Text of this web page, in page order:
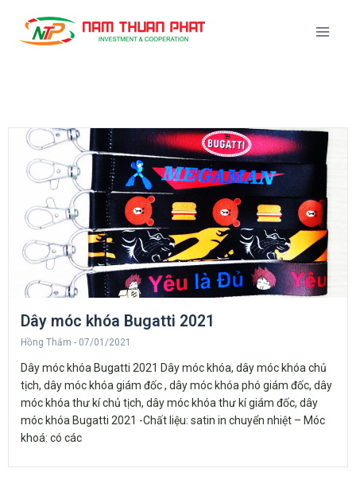
Dây móc khóa Bugatti 2021
Hồng Thắm 07/01/2021
Dây móc khóa Bugatti 2021 Dây móc khóa, dây móc khóa chủ
tịch, dây móc khóa giám đốc , dây móc khóa phó giám đốc, dây
móc khóa thư kí chủ tịch, dây móc khóa thư kí giám đốc, dây
móc khóa Bugatti 2021 -Chất liệu: satin in chuyển nhiệt – Móc
khoá: có các